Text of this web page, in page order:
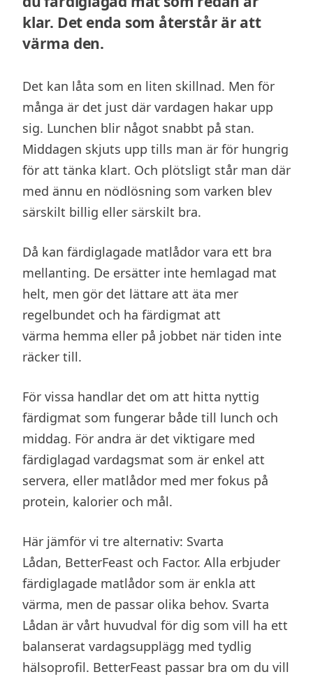
klar. Det enda som återstår är att
värma den.
Det kan låta som en liten skillnad. Men för
många är det just där vardagen hakar upp
sig. Lunchen blir något snabbt på stan.
Middagen skjuts upp tills man är för hungrig
för att tänka klart. Och plötsligt står man där
med ännu en nödlösning som varken blev
särskilt billig eller särskilt bra.
Då kan färdiglagade matlådor vara ett bra
mellanting. De ersätter inte hemlagad mat
helt, men gör det lättare att äta mer
regelbundet och ha färdigmat att
värma hemma eller på jobbet när tiden inte
räcker till.
För vissa handlar det om att hitta nyttig
färdigmat som fungerar både till lunch och
middag. För andra är det viktigare med
färdiglagad vardagsmat som är enkel att
servera, eller matlådor med mer fokus på
protein, kalorier och mål.
Här jämför vi tre alternativ: Svarta
Lådan, BetterFeast och Factor. Alla erbjuder
färdiglagade matlådor som är enkla att
värma, men de passar olika behov. Svarta
Lådan är vårt huvudval för dig som vill ha ett
balanserat vardagsupplägg med tydlig
hälsoprofil. BetterFeast passar bra om du vill